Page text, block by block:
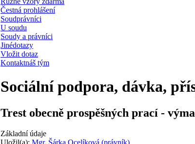
Čestná prohlášení
Soudprávníci
U soudu
Soudy a právníci
Jinédotazy
Vložit dotaz
Kontaktnáš tým
Sociální podpora, dávka,
Trest obecně prospěšných prací -
Základní údaje
Uložil(a): Mgr. Šárka Ocelíková (právník)